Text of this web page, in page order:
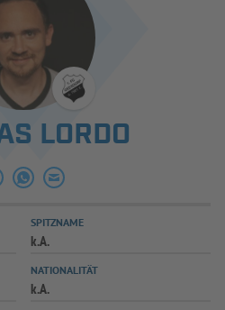
SPIELPLUS
LORDO
SPITZNAME
k.A.
NATIONALITÄT
k.A.